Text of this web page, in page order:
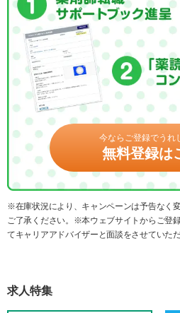
今ならご登録でうれ
無料登録は
※在庫状況により、キャンペーンは予告なく
ご了承ください。※本ウェブサイトからご登
てキャリアアドバイザーと面談をさせていた
求人特集